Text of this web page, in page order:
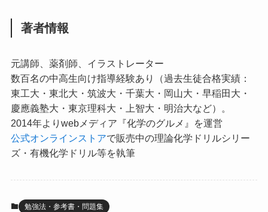
著者情報
元講師、薬剤師、イラストレーター
数百名の中高生向け指導経験あり（過去生徒合格実績：
東工大・東北大・筑波大・千葉大・岡山大・早稲田大・
慶應義塾大・東京理科大・上智大・明治大など）。
2014年よりwebメディア『化学のグルメ』を運営
公式オンラインストアで販売中の理論化学ドリルシリー
ズ・有機化学ドリル等を執筆
勉強法・参考書・問題集